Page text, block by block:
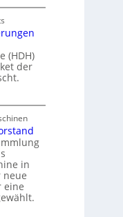
(HDH)
der
in
neue
eine